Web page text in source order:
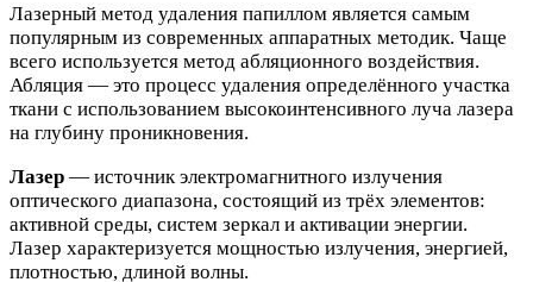
Лазерный метод удаления папиллом является самым
популярным из современных аппаратных методик. Чаще
всего используется метод абляционного воздействия.
Абляция — это процесс удаления определённого участка
ткани с использованием высокоинтенсивного луча лазера
на глубину проникновения.
Лазер — источник электромагнитного излучения
оптического диапазона, состоящий из трёх элементов:
активной среды, систем зеркал и активации энергии.
Лазер характеризуется мощностью излучения, энергией,
плотностью, длиной волны.